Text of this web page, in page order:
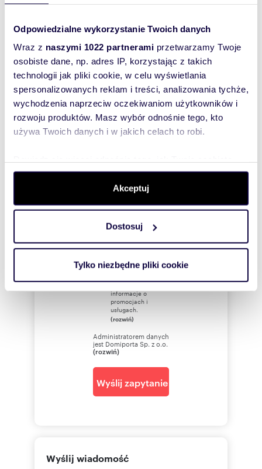
Odpowiedzialne wykorzystanie Twoich danych
Wraz z naszymi 1022 partnerami przetwarzamy Twoje
osobiste dane, np. adres IP, korzystając z takich
technologii jak pliki cookie, w celu wyświetlania
spersonalizowanych reklam i treści, analizowania tychże,
wychodzenia naprzeciw oczekiwaniom użytkowników i
rozwoju produktów. Masz wybór odnośnie tego, kto
używa Twoich danych i w jakich celach to robi.
dane są przetwarzane oraz ustaw własne preferencje w
. W Deklaracji plików cookie możesz
zmienić lub wycofać swoją zgodę w dowolnej chwili.
Wykorzystujemy pliki cookie do spersonalizowania treści
i reklam, aby oferować funkcje społecznościowe i
korzystasz z naszej witryny, udostępniamy partnerom
Partnerzy mogą połączyć te informacje z innymi danymi
otrzymanymi od Ciebie lub uzyskanymi podczas
Akceptuj
Dostosuj
Tylko niezbędne pliki cookie
Numer oferty: 6/8647/OGS
Nr licencji zawodowej: 28115
Szukam najtańszego
kredytu
(rozwiń)
Interesują mnie
(rozwiń)
Chcę otrzymywać
informacje o
promocjach i
usługach.
(rozwiń)
Administratorem danych
jest Domiporta Sp. z o.o.
(rozwiń)
Wyślij zapytanie
Wyślij wiadomość